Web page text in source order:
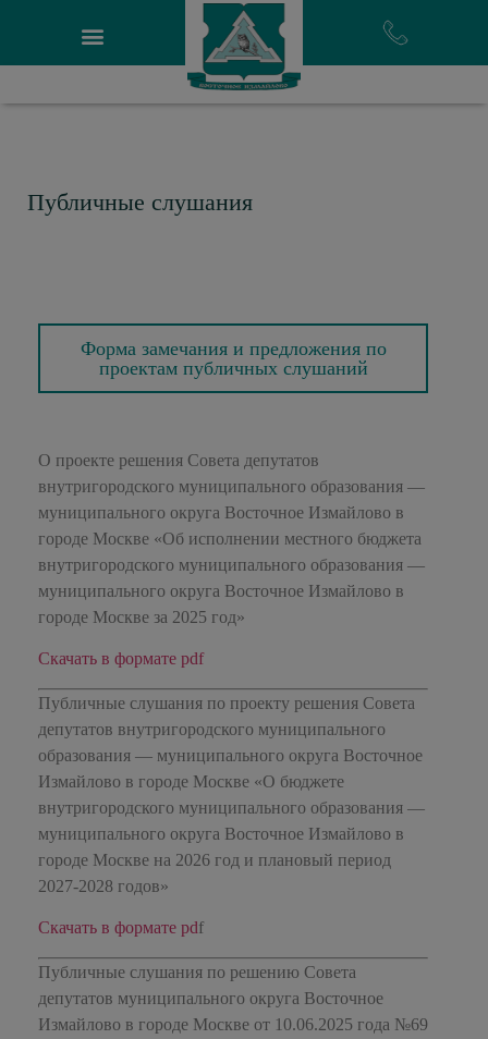
Публичные слушания
Форма замечания и предложения по
проектам публичных слушаний
О проекте решения Совета депутатов
внутригородского муниципального образования —
муниципального округа Восточное Измайлово в
городе Москве «Об исполнении местного бюджета
внутригородского муниципального образования —
муниципального округа Восточное Измайлово в
городе Москве за 2025 год»
Скачать в формате pdf
Публичные слушания по проекту решения Совета
депутатов внутригородского муниципального
образования — муниципального округа Восточное
Измайлово в городе Москве «О бюджете
внутригородского муниципального образования —
муниципального округа Восточное Измайлово в
городе Москве на 2026 год и плановый период
2027-2028 годов»
Скачать в формате pdf
Публичные слушания по решению Совета
депутатов муниципального округа Восточное
Измайлово в городе Москве от 10.06.2025 года №69